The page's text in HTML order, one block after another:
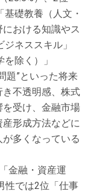
基礎教養（人文・
おける知識やス
ネススキル」
除く）」
題”といった将来
不透明感、株式
受け、金融市場
形成方法などに
多くなっている
金融・資産運
性では2位「仕事